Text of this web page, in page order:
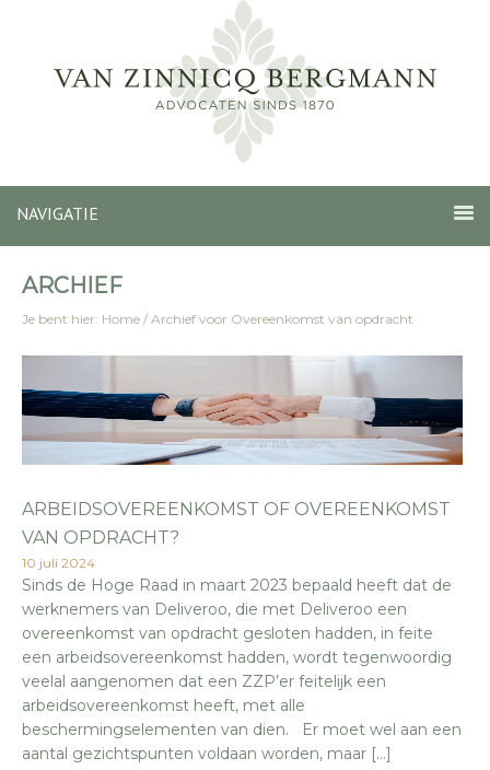
NAVIGATIE
ARCHIEF
Je bent hier: Home / Archief voor Overeenkomst van opdracht
ARBEIDSOVEREENKOMST OF OVEREENKOMST
VAN OPDRACHT?
10 juli 2024
Sinds de Hoge Raad in maart 2023 bepaald heeft dat de
werknemers van Deliveroo, die met Deliveroo een
overeenkomst van opdracht gesloten hadden, in feite
een arbeidsovereenkomst hadden, wordt tegenwoordig
veelal aangenomen dat een ZZP’er feitelijk een
arbeidsovereenkomst heeft, met alle
beschermingselementen van dien. Er moet wel aan een
aantal gezichtspunten voldaan worden, maar […]